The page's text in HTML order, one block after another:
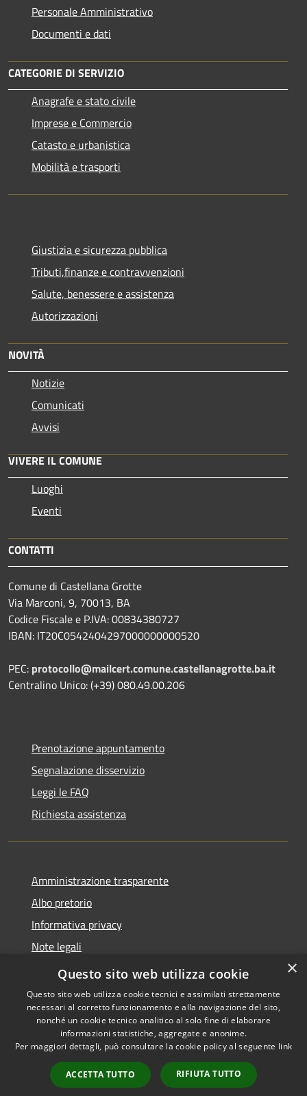
Personale Amministrativo
Documenti e dati
CATEGORIE DI SERVIZIO
Anagrafe e stato civile
Imprese e Commercio
Catasto e urbanistica
Mobilità e trasporti
Giustizia e sicurezza pubblica
Tributi,finanze e contravvenzioni
Salute, benessere e assistenza
Autorizzazioni
NOVITÀ
Notizie
Comunicati
Avvisi
VIVERE IL COMUNE
Luoghi
Eventi
CONTATTI
Comune di Castellana Grotte
Via Marconi, 9, 70013, BA
Codice Fiscale e P.IVA: 00834380727
IBAN: IT20C0542404297000000000520
PEC: protocollo@mailcert.comune.castellanagrotte.ba.it
Centralino Unico: (+39) 080.49.00.206
Prenotazione appuntamento
Segnalazione disservizio
Leggi le FAQ
Richiesta assistenza
Amministrazione trasparente
Albo pretorio
Informativa privacy
Note legali
Dichiarazione di accessibilità
Accessibilità
Copyright © 2026 • Comune di
Castellana Grotte • Powered
byMunicipium
Accesso
redazione
×
Questo sito web utilizza cookie
Questo sito web utilizza cookie tecnici e assimilati strettamente
necessari al corretto funzionamento e alla navigazione del sito,
nonché un cookie tecnico analitico al solo fine di elaborare
informazioni statistiche, aggregate e anonime.
Per maggiori dettagli, può consultare la cookie policy al seguente link
ACCETTA TUTTO RIFIUTA TUTTO